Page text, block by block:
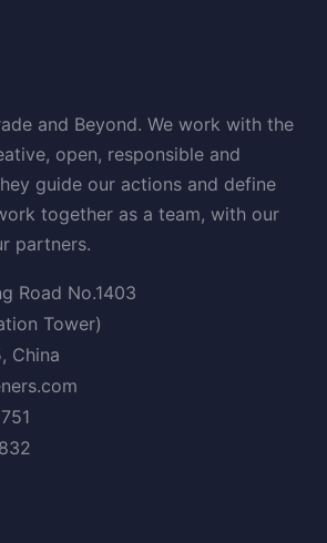
and Beyond. We work with the
open, responsible and
guide our actions and define
together as a team, with our
partners.
Road No.1403
Tower)
China